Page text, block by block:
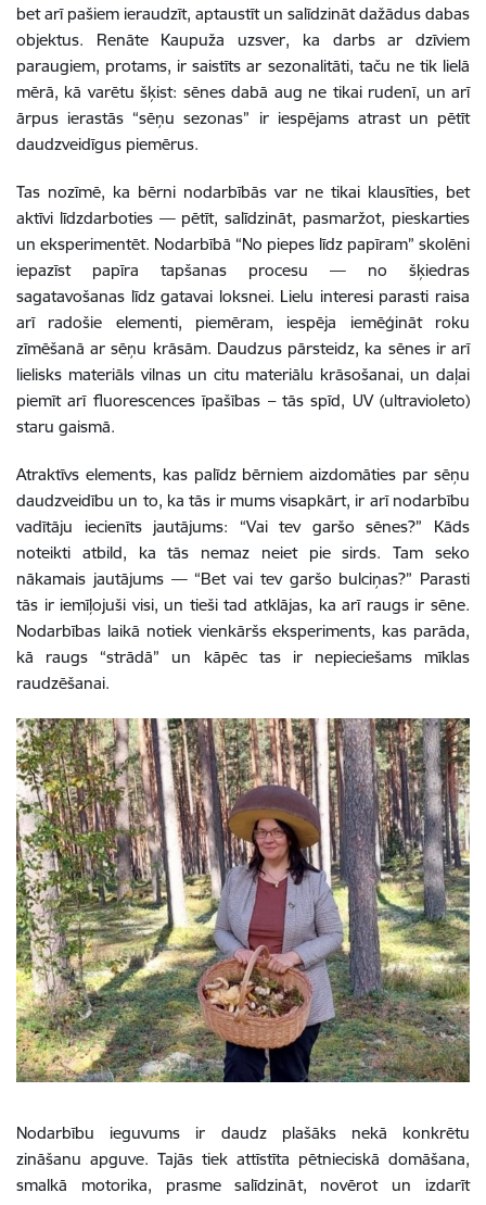
bet arī pašiem ieraudzīt, aptaustīt un salīdzināt dažādus dabas
objektus. Renāte Kaupuža uzsver, ka darbs ar dzīviem
paraugiem, protams, ir saistīts ar sezonalitāti, taču ne tik lielā
mērā, kā varētu šķist: sēnes dabā aug ne tikai rudenī, un arī
ārpus ierastās “sēņu sezonas” ir iespējams atrast un pētīt
daudzveidīgus piemērus.
Tas nozīmē, ka bērni nodarbībās var ne tikai klausīties, bet
aktīvi līdzdarboties — pētīt, salīdzināt, pasmaržot, pieskarties
un eksperimentēt. Nodarbībā “No piepes līdz papīram” skolēni
iepazīst papīra tapšanas procesu — no šķiedras
sagatavošanas līdz gatavai loksnei. Lielu interesi parasti raisa
arī radošie elementi, piemēram, iespēja iemēģināt roku
zīmēšanā ar sēņu krāsām. Daudzus pārsteidz, ka sēnes ir arī
lielisks materiāls vilnas un citu materiālu krāsošanai, un daļai
piemīt arī fluorescences īpašības – tās spīd, UV (ultravioleto)
staru gaismā.
Atraktīvs elements, kas palīdz bērniem aizdomāties par sēņu
daudzveidību un to, ka tās ir mums visapkārt, ir arī nodarbību
vadītāju iecienīts jautājums: “Vai tev garšo sēnes?” Kāds
noteikti atbild, ka tās nemaz neiet pie sirds. Tam seko
nākamais jautājums — “Bet vai tev garšo bulciņas?” Parasti
tās ir iemīļojuši visi, un tieši tad atklājas, ka arī raugs ir sēne.
Nodarbības laikā notiek vienkāršs eksperiments, kas parāda,
kā raugs “strādā” un kāpēc tas ir nepieciešams mīklas
raudzēšanai.
Nodarbību ieguvums ir daudz plašāks nekā konkrētu
zināšanu apguve. Tajās tiek attīstīta pētnieciskā domāšana,
smalkā motorika, prasme salīdzināt, novērot un izdarīt